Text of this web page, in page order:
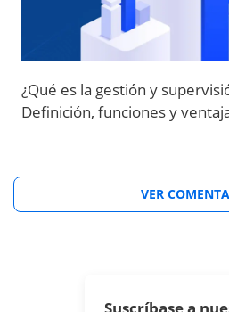
¿Qué es la gestión y
Definición, funciones y
VER
Suscríbase a